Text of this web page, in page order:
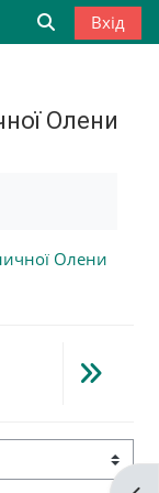
Вхід
Олени
Олени